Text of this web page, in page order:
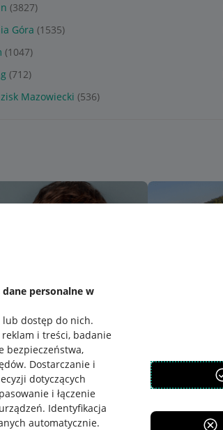
personalne w
dostęp do nich.
i treści, badanie
bezpieczeństwa,
. Dostarczanie i
dotyczących
i łączenie
. Identyfikacja
automatycznie.
(3827)
Góra (1535)
(1047)
(712)
Mazowiecki (536)